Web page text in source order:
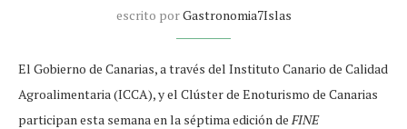
escrito porGastronomia7Islas
El Gobierno de Canarias, a través del Instituto Canario de Calidad
Agroalimentaria (ICCA), y el Clúster de Enoturismo de Canarias
participan esta semana en la séptima edición de FINE